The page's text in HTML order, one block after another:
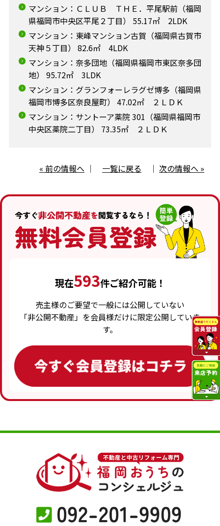
マンション：ＣＬＵＢ ＴＨＥ．平尾駅前（福岡
県福岡市中央区平尾２丁目） 55.17㎡ 2LDK
マンション：東峰マンション古賀（福岡県古賀市
天神５丁目） 82.6㎡ 4LDK
マンション：奈多団地（福岡県福岡市東区奈多団
地） 95.72㎡ 3LDK
マンション：グランフォーレラグゼ博多（福岡県
福岡市博多区奈良屋町） 47.02㎡ ２ＬＤＫ
マンション：サントーア薬院 301（福岡県福岡市
中央区薬院二丁目） 73.35㎡ ２ＬＤＫ
« 前の情報へ ｜ 一覧に戻る ｜ 次の情報へ »
現在593件ご紹介可能！
売主様のご要望で一般には公開していない
「非公開不動産」を会員様だけに限定公開していま
す。